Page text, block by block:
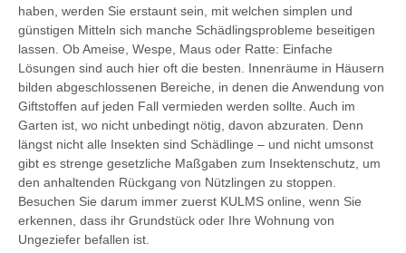
haben, werden Sie erstaunt sein, mit welchen simplen und
günstigen Mitteln sich manche Schädlingsprobleme beseitigen
lassen. Ob Ameise, Wespe, Maus oder Ratte: Einfache
Lösungen sind auch hier oft die besten. Innenräume in Häusern
bilden abgeschlossenen Bereiche, in denen die Anwendung von
Giftstoffen auf jeden Fall vermieden werden sollte. Auch im
Garten ist, wo nicht unbedingt nötig, davon abzuraten. Denn
längst nicht alle Insekten sind Schädlinge – und nicht umsonst
gibt es strenge gesetzliche Maßgaben zum Insektenschutz, um
den anhaltenden Rückgang von Nützlingen zu stoppen.
Besuchen Sie darum immer zuerst KULMS online, wenn Sie
erkennen, dass ihr Grundstück oder Ihre Wohnung von
Ungeziefer befallen ist.